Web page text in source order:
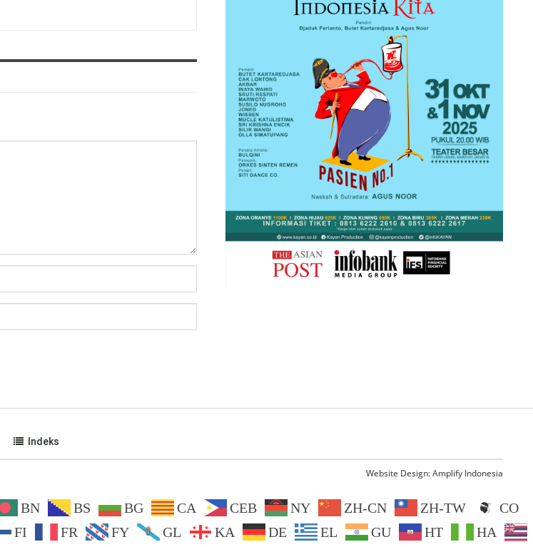
Indeks
Website Design:Amplify Indonesia
BN BS BG CA CEB NY ZH-CN ZH-TW
CO
FI FR FY GL KA DE EL GU HT HA